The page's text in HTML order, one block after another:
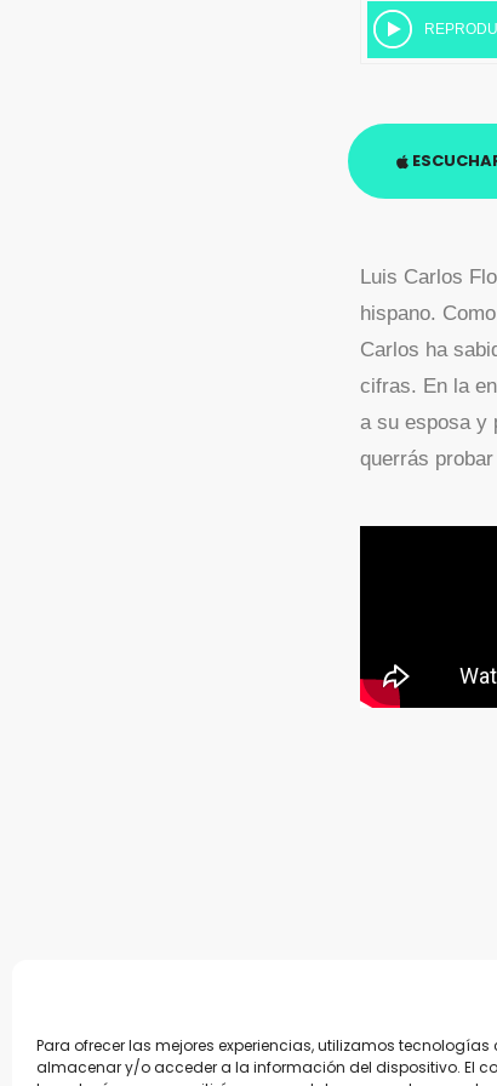
Para ofrecer las mejores experiencias, utilizamos
almacenar y/o acceder a la información del dispositivo. El
Luis Carlos
hispano.
Carlos ha
cifras. En la
a su esposa y
querrás